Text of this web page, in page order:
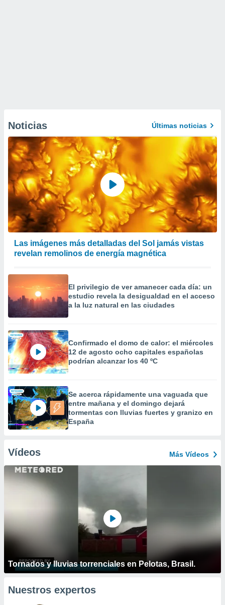
Noticias Últimas noticias
Las imágenes más detalladas del Sol jamás vistas
revelan remolinos de energía magnética
El privilegio de ver amanecer cada día: un
estudio revela la desigualdad en el acceso
a la luz natural en las ciudades
Confirmado el domo de calor: el miércoles
12 de agosto ocho capitales españolas
podrían alcanzar los 40 ºC
Se acerca rápidamente una vaguada que
entre mañana y el domingo dejará
tormentas con lluvias fuertes y granizo en
España
Vídeos Más Vídeos
Tornados y lluvias torrenciales en Pelotas, Brasil.
Nuestros expertos